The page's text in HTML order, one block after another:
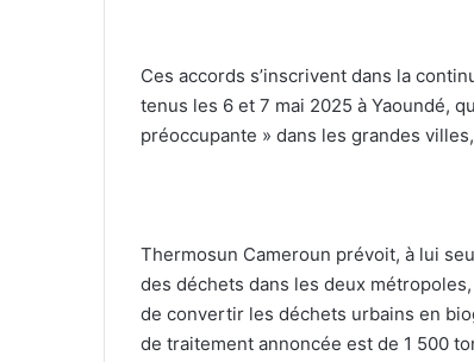
‎Ces accords s’inscrivent dans la
tenus les 6 et 7 mai 2025 à Yaoundé,
préoccupante » dans les grandes
‎Thermosun Cameroun prévoit, à lui
des déchets dans les deux
de convertir les déchets urbains en
de traitement annoncée est de 1 500